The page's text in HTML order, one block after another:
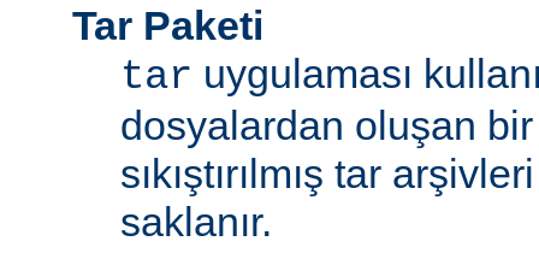
Tar Paketi
tar uygulaması
dosyalardan oluşan bir
sıkıştırılmış tar
saklanır.